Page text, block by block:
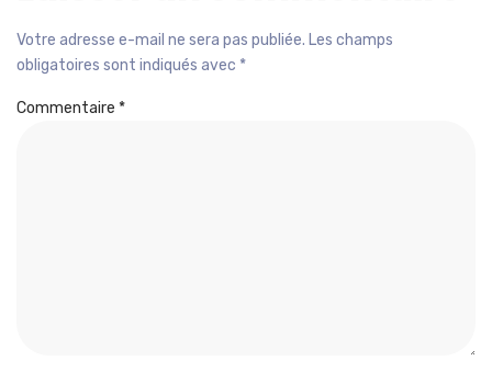
Votre adresse e-mail ne sera pas publiée. Les champs
obligatoires sont indiqués avec *
Commentaire *